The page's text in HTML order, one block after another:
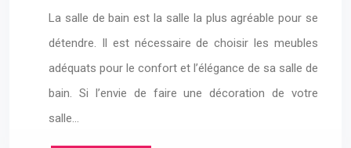
La salle de bain est la salle la plus agréable pour se
détendre. Il est nécessaire de choisir les meubles
adéquats pour le confort et l’élégance de sa salle de
bain. Si l’envie de faire une décoration de votre
salle…